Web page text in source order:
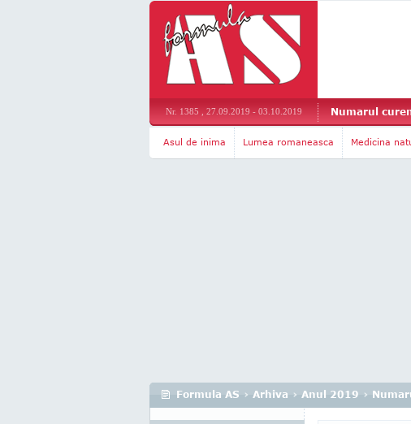
Nr. 1385 , 27.09.2019 - 03.10.2019 Numarul
Asul de inima Lumea romaneasca Medicina
Formula AS › Arhiva › Anul 2019 ›